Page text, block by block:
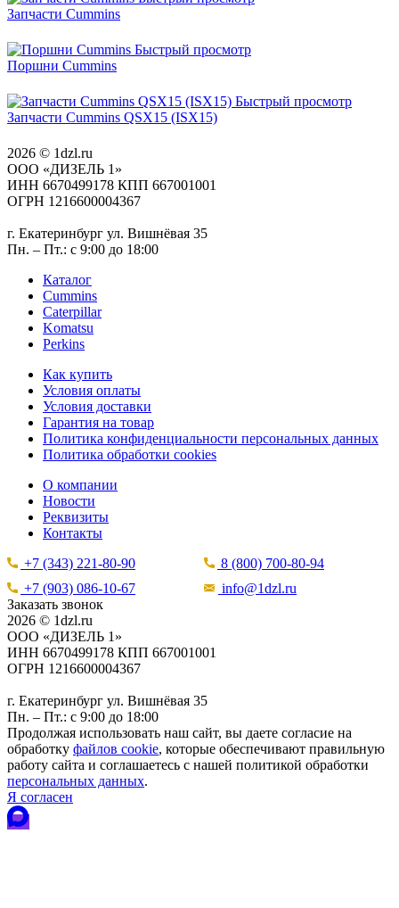
Запчасти Cummins
Быстрый просмотр
Поршни Cummins
Быстрый просмотр
Запчасти Cummins QSX15 (ISX15)
2026 © 1dzl.ru
ООО «ДИЗЕЛЬ 1»
ИНН 6670499178 КПП 667001001
ОГРН 1216600004367
г. Екатеринбург ул. Вишнёвая 35
Пн. – Пт.: с 9:00 до 18:00
Каталог
Cummins
Caterpillar
Komatsu
Perkins
Как купить
Условия оплаты
Условия доставки
Гарантия на товар
Политика конфиденциальности персональных данных
Политика обработки cookies
О компании
Новости
Реквизиты
Контакты
+7 (343) 221-80-90
8 (800) 700-80-94
+7 (903) 086-10-67
info@1dzl.ru
Заказать звонок
2026 © 1dzl.ru
ООО «ДИЗЕЛЬ 1»
ИНН 6670499178 КПП 667001001
ОГРН 1216600004367
г. Екатеринбург ул. Вишнёвая 35
Пн. – Пт.: с 9:00 до 18:00
Продолжая использовать наш сайт, вы даете согласие на
обработку файлов cookie, которые обеспечивают правильную
работу сайта и соглашаетесь с нашей политикой обработки
персональных данных.
Я согласен